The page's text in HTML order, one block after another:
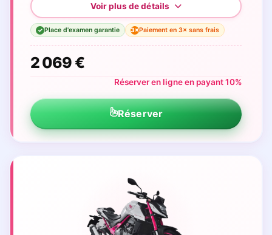
✓ Place d'examen garantie 3×Paiement en 3× sans frais
2 069 €
Réserver en ligne en payant 10%
Réserver